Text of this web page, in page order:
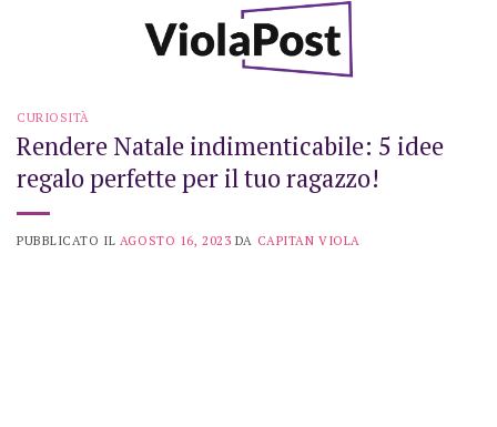
CURIOSITÀ
Rendere Natale indimenticabile: 5 idee
regalo perfette per il tuo ragazzo!
PUBBLICATO IL AGOSTO 16, 2023 DA CAPITAN VIOLA